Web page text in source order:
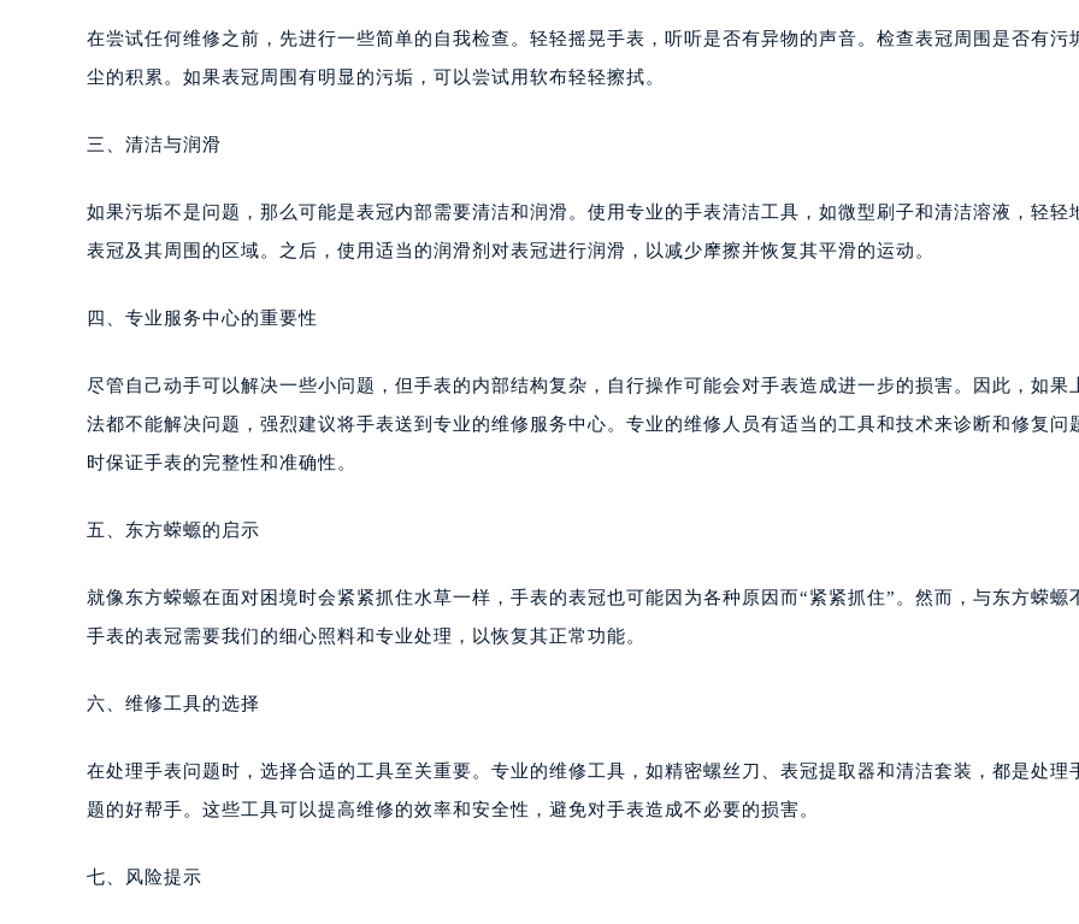
在尝试任何维修之前，先进行一些简单的自我检查。轻轻摇晃手表，听听是否有异物的声音。检查表冠周围是否有污
尘的积累。如果表冠周围有明显的污垢，可以尝试用软布轻轻擦拭。
三、清洁与润滑
如果污垢不是问题，那么可能是表冠内部需要清洁和润滑。使用专业的手表清洁工具，如微型刷子和清洁溶液，轻轻
表冠及其周围的区域。之后，使用适当的润滑剂对表冠进行润滑，以减少摩擦并恢复其平滑的运动。
四、专业服务中心的重要性
尽管自己动手可以解决一些小问题，但手表的内部结构复杂，自行操作可能会对手表造成进一步的损害。因此，如果
法都不能解决问题，强烈建议将手表送到专业的维修服务中心。专业的维修人员有适当的工具和技术来诊断和修复问
时保证手表的完整性和准确性。
五、东方蝾螈的启示
就像东方蝾螈在面对困境时会紧紧抓住水草一样，手表的表冠也可能因为各种原因而“紧紧抓住”。然而，与东方蝾螈
手表的表冠需要我们的细心照料和专业处理，以恢复其正常功能。
六、维修工具的选择
在处理手表问题时，选择合适的工具至关重要。专业的维修工具，如精密螺丝刀、表冠提取器和清洁套装，都是处理
题的好帮手。这些工具可以提高维修的效率和安全性，避免对手表造成不必要的损害。
七、风险提示